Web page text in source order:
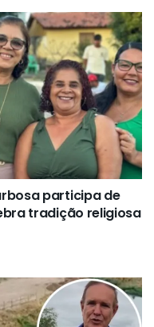
participa de
tradição religiosa